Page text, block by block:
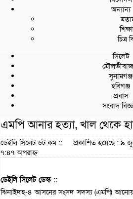
অন্যান্য
চিত্র
সিলেট
সুনামগঞ্জ
হবিগঞ্জ
প্রবাস
সংবাদ
এমপি আনার হত্যা, খাল থেকে
ডেইলি সিলেট ডট কম ::
প্রকাশিত হয়েছে : ৯
৭:৪৭ অপরাহ্ন
ডেইলি সিলেট ডেস্ক ::
ঝিনাইদহ-৪ আসনের সংসদ সদস্য (এমপি)